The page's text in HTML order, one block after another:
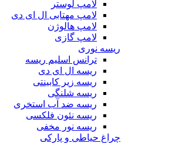
لامپ لوستر
لامپ مهتابی ال ای دی
لامپ هالوژن
لامپ گازی
ریسه نوری
ترانس اسلیم ریسه
ریسه ال ای دی
ریسه زیر کابینتی
ریسه شلنگی
ریسه ضد آب استخری
ریسه نئون فلکسی
ریسه نور مخفی
چراغ حیاطی و پارکی